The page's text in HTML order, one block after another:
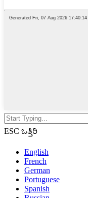
ESC ಒತ್ತಿರಿ
English
French
German
Portuguese
Spanish